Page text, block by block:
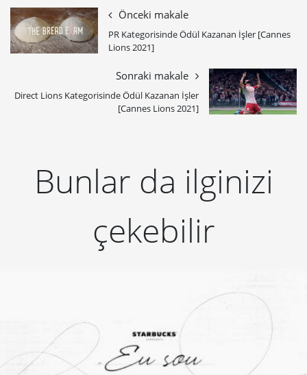
Önceki makale
PR Kategorisinde Ödül Kazanan İşler [Cannes
Lions 2021]
Sonraki makale
Direct Lions Kategorisinde Ödül Kazanan İşler
[Cannes Lions 2021]
Bunlar da ilginizi
çekebilir